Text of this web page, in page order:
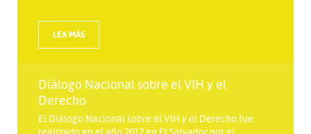
LEA MÁS
Diálogo Nacional sobre el VIH y el
Derecho
El Diálogo Nacional sobre el VIH y el Derecho fue
realizado en el año 2012 en El Salvador por el